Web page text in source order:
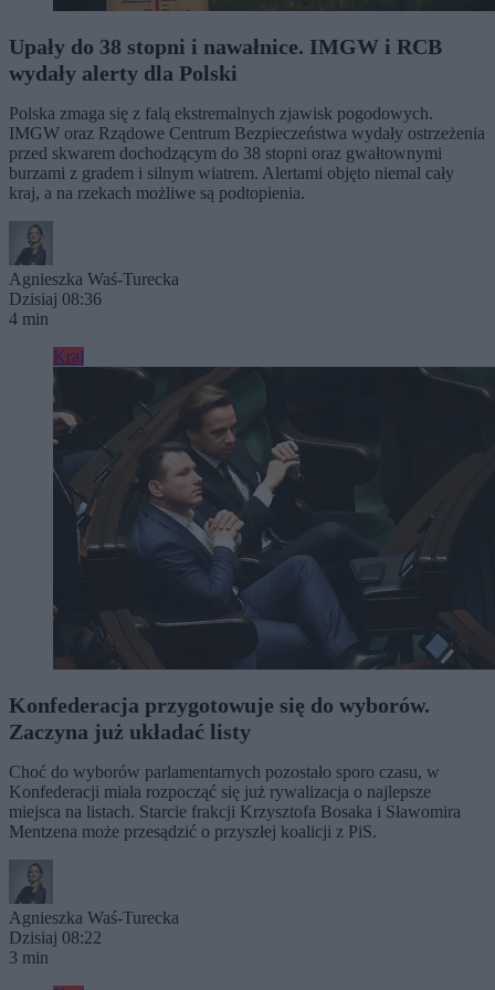
Upały do 38 stopni i nawałnice. IMGW i RCB
wydały alerty dla Polski
Polska zmaga się z falą ekstremalnych zjawisk pogodowych.
IMGW oraz Rządowe Centrum Bezpieczeństwa wydały ostrzeżenia
przed skwarem dochodzącym do 38 stopni oraz gwałtownymi
burzami z gradem i silnym wiatrem. Alertami objęto niemal cały
kraj, a na rzekach możliwe są podtopienia.
Agnieszka Waś-Turecka
Dzisiaj 08:36
4 min
Kraj
Konfederacja przygotowuje się do wyborów.
Zaczyna już układać listy
Choć do wyborów parlamentarnych pozostało sporo czasu, w
Konfederacji miała rozpocząć się już rywalizacja o najlepsze
miejsca na listach. Starcie frakcji Krzysztofa Bosaka i Sławomira
Mentzena może przesądzić o przyszłej koalicji z PiS.
Agnieszka Waś-Turecka
Dzisiaj 08:22
3 min